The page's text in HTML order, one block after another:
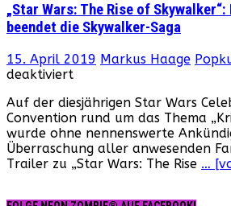
„Star Wars: The Rise of
beendet die Skywalker-Saga
15. April 2019 Markus Haage
deaktiviertfür
Wars:
The
Rise
of
Skywalker“:
alter
Auf der diesjährigen Star Wars
Convention rund um das Thema
wurde ohne nennenswerte
Überraschung aller anwesenden
Trailer zu „Star Wars: The Rise …